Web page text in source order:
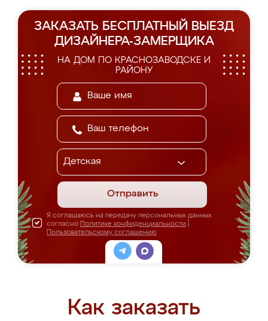
ЗАКАЗАТЬ БЕСПЛАТНЫЙ ВЫЕЗД
ДИЗАЙНЕРА-ЗАМЕРЩИКА
НА ДОМ ПО КРАСНОЗАВОДСКЕ И
РАЙОНУ
Отправить
Я соглашаюсь на передачу персональных данных
согласно Политике конфиденциальности
Пользовательскому соглашению
Как заказать